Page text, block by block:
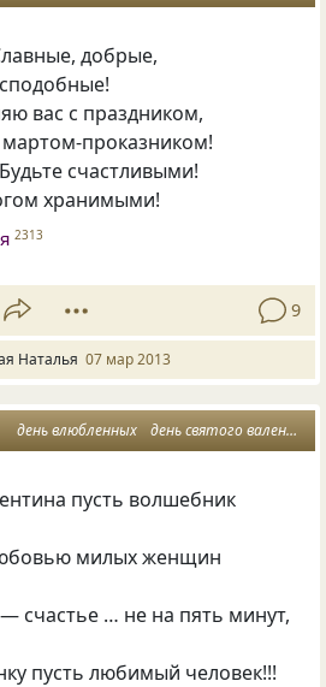
, добрые,
вас с праздником,
проказником!
счастливыми!
хранимыми!
2313
9
Наталья 07 мар 2013
день влюбленных день святого валентина
пусть волшебник
милых женщин
счастье … не на пять минут,
пусть любимый человек!!!